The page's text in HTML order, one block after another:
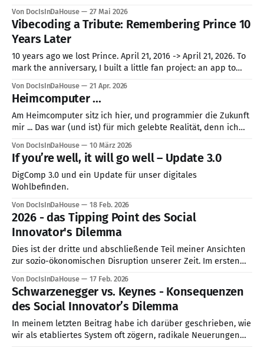
Von DocIsInDaHouse 27 Mai 2026
Vibecoding a Tribute: Remembering Prince 10
Years Later
10 years ago we lost Prince. April 21, 2016 -> April 21, 2026. To
mark the anniversary, I built a little fan project: an app to
tribute playlist, and share it. But behind the scenes of this
purple-hued passion
Von DocIsInDaHouse 21 Apr. 2026
Heimcomputer ...
Am Heimcomputer sitz ich hier, und programmier die Zukunft
mir ... Das war (und ist) für mich gelebte Realität, denn ich
"Heimcomputer": Ein Atari 800, der jetzt in unserem
Computermuseum steht und immer noch funktioniert - die
besten 3020,- DM (3000
Von DocIsInDaHouse 10 März 2026
If you’re well, it will go well – Update 3.0
DigComp 3.0 und ein Update für unser digitales
Wohlbefinden.
Von DocIsInDaHouse 18 Feb. 2026
2026 - das Tipping Point des Social
Innovator's Dilemma
Dies ist der dritte und abschließende Teil meiner Ansichten
zur sozio-ökonomischen Disruption unserer Zeit. Im ersten
unsere kollektive Lähmung, funktionierende Systeme zu
reformieren. Im zweiten Teil, „Schwarzenegger vs. Keynes“,
analysierten wir, warum traditionelle ökonomische
Reparaturversuche gegen die technologische Realität
verlieren.
Von DocIsInDaHouse 17 Feb. 2026
Schwarzenegger vs. Keynes - Konsequenzen
des Social Innovator’s Dilemma
In meinem letzten Beitrag habe ich darüber geschrieben, wie
wir als etabliertes System oft zögern, radikale Neuerungen